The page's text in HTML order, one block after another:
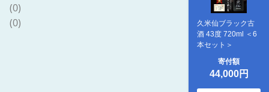
久米仙ブラック古
酒 43度 720ml ＜6
本セット＞
寄付額
44,000円
(0)
(0)